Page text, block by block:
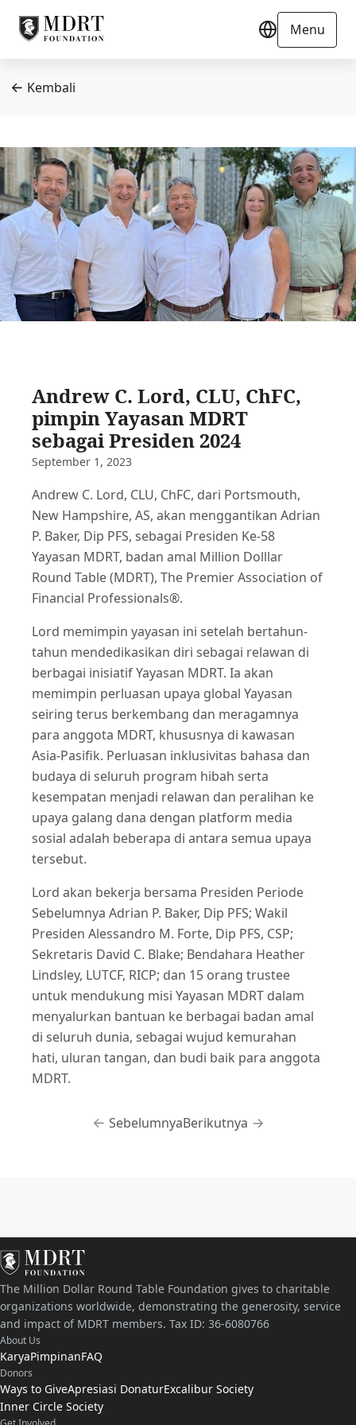
Menu
Kembali
Andrew C. Lord, CLU, ChFC,
pimpin Yayasan MDRT
sebagai Presiden 2024
September 1, 2023
Andrew C. Lord, CLU, ChFC, dari Portsmouth,
New Hampshire, AS, akan menggantikan Adrian
P. Baker, Dip PFS, sebagai Presiden Ke-58
Yayasan MDRT, badan amal Million Dolllar
Round Table (MDRT), The Premier Association of
Financial Professionals®.
Lord memimpin yayasan ini setelah bertahun-
tahun mendedikasikan diri sebagai relawan di
berbagai inisiatif Yayasan MDRT. Ia akan
memimpin perluasan upaya global Yayasan
seiring terus berkembang dan meragamnya
para anggota MDRT, khususnya di kawasan
Asia-Pasifik. Perluasan inklusivitas bahasa dan
budaya di seluruh program hibah serta
kesempatan menjadi relawan dan peralihan ke
upaya galang dana dengan platform media
sosial adalah beberapa di antara semua upaya
tersebut.
Lord akan bekerja bersama Presiden Periode
Sebelumnya Adrian P. Baker, Dip PFS; Wakil
Presiden Alessandro M. Forte, Dip PFS, CSP;
Sekretaris David C. Blake; Bendahara Heather
Lindsley, LUTCF, RICP; dan 15 orang trustee
untuk mendukung misi Yayasan MDRT dalam
menyalurkan bantuan ke berbagai badan amal
di seluruh dunia, sebagai wujud kemurahan
hati, uluran tangan, dan budi baik para anggota
MDRT.
SebelumnyaBerikutnya
The Million Dollar Round Table Foundation gives to charitable
organizations worldwide, demonstrating the generosity, service
and impact of MDRT members. Tax ID: 36-6080766
About Us
KaryaPimpinanFAQ
Donors
Ways to GiveApresiasi DonaturExcalibur Society
Inner Circle Society